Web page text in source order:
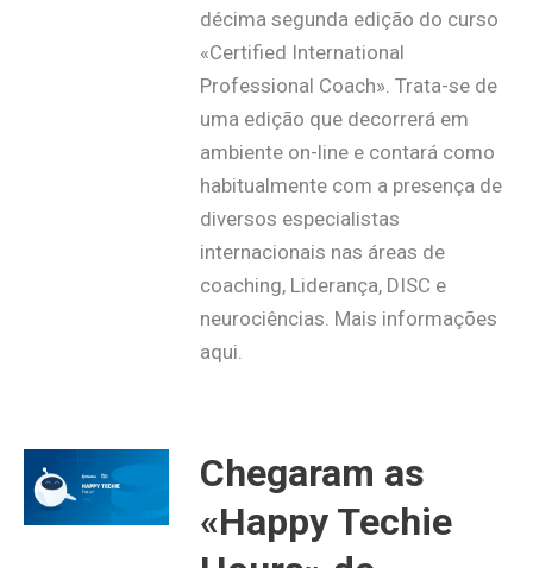
décima segunda edição do curso
«Certified International
Professional Coach». Trata-se de
uma edição que decorrerá em
ambiente on-line e contará como
habitualmente com a presença de
diversos especialistas
internacionais nas áreas de
coaching, Liderança, DISC e
neurociências. Mais informações
aqui.
Chegaram as
«Happy Techie